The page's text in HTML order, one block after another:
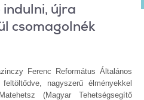
újra
csomagolnék
Ferenc Református Általános
nagyszerű élményekkel
(Magyar Tehetségsegítő